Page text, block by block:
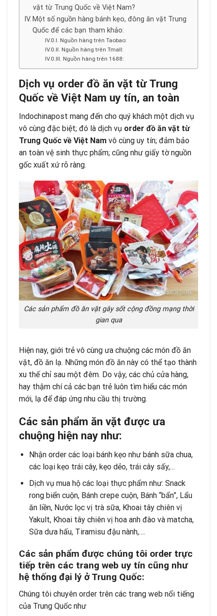
vặt từ Trung Quốc về Việt Nam?
Một số nguồn hàng bánh kẹo, đông ăn vặt Trung
Quốc để các bạn tham khảo:
Nguồn hàng trên Taobao:
Nguồn hàng trên Tmall:
Nguồn hàng trên 1688:
Dịch vụ order đồ ăn vặt từ Trung
Quốc về Việt Nam uy tín, an toàn
Indochinapost mang đến cho quý khách một dịch vụ
vô cùng đặc biệt; đó là dịch vụ order đồ ăn vặt từ
Trung Quốc về Việt Nam vô cùng uy tín; đảm bảo
an toàn vệ sinh thực phẩm; cũng như giấy tờ nguồn
gốc xuất xứ rõ ràng.
Các sản phẩm đồ ăn vặt gây sốt cộng đồng mạng thời
gian qua
Hiện nay, giới trẻ vô cùng ưa chuộng các món đồ ăn
vặt, đồ ăn lạ. Những món đồ ăn này có thể tạo thành
xu thế chỉ sau một đêm. Do vậy, các chủ cửa hàng,
hay thậm chí cả các bạn trẻ luôn tìm hiểu các món
mới, lạ để đáp ứng nhu cầu thị trường.
Các sản phẩm ăn vặt được ưa
chuộng hiện nay như:
Nhận order các loại bánh kẹo như bánh sữa chua,
các loại kẹo trái cây, kẹo dẻo, trái cây sấy,…
Dịch vụ mua hộ các loại thực phẩm như: Snack
rong biển cuộn, Bánh crepe cuộn, Bánh “bẩn”, Lẩu
ăn liền, Nước lọc vị trà sữa, Khoai tây chiên vị
Yakult, Khoai tây chiên vị hoa anh đào và matcha,
Sữa dưa hấu, Tiramisu đậu nành,….
Các sản phẩm được chúng tôi order trực
tiếp trên các trang web uy tín cũng như
hệ thống đại lý ở Trung Quốc:
Chúng tôi chuyên order trên các trang web nổi tiếng
của Trung Quốc như